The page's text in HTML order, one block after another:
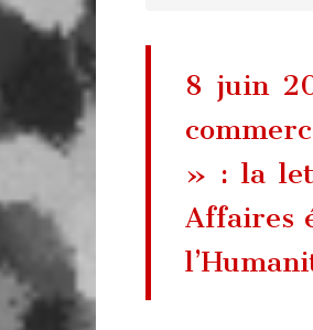
8 juin
» : la
Affaires